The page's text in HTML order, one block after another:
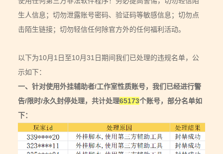
生人信息；切勿泄露账号密码、验证码等敏感信息；切勿点
击陌生链接；切勿轻信任何除官方外的任何福利活动。
以下为10月1日至10月31日期间我们已处理的违规名单，公
示如下：
一、针对使用外挂辅助者/工作室性质账号，我们已经进行警
告/限时/永久封停处理，共计处理65173个账号，部分名单如
下：